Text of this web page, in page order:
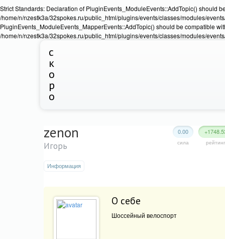
Strict Standards: Declaration of PluginEvents_ModuleEvents::AddTopic() should
/home/n/nzestk3a/32spokes.ru/public_html/plugins/events/classes/modules/
PluginEvents_ModuleEvents_MapperEvents::AddTopic() should be compatible
/home/n/nzestk3a/32spokes.ru/public_html/plugins/events/classes/modules/
с
к
о
р
о
рейтинг
0.00
сила
zenon
Игорь
Информация
О себе
Шоссейный велоспорт